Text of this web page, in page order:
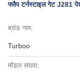
फ्लैप टर्नस्टाइल गेट J281
ब्रांड नाम:
Turboo
मॉडल संख्या: